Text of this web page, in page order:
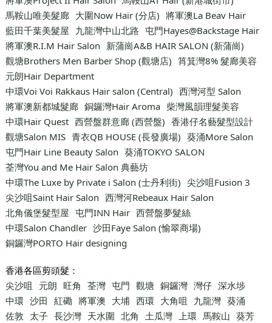
馬鞍山唯美髮廊 大圍Now Hair (分店) 將軍澳La Beav Hair
藍田千葉美髮屋 九龍灣中山北路 屯門Hayes@Backstage Hair
將軍澳R.I.M Hair Salon 新蒲崗A&B HAIR SALON (新蒲崗)
觀塘Brothers Men Barber Shop (觀塘店) 筲箕灣8% 髮廊美容
元朗Hair Department
中環Voi Voi Rakkaus Hair salon (Central) 西灣河型 Salon
將軍澳新都城髮廊 銅鑼灣Hair Aroma 柴灣風韻理髮美容
中環Hair Quest 西營盤群意廊 (西營盤) 香港仔名藝髮型設計
觀塘Salon MIS 青衣QB HOUSE (長發廣場) 葵涌More Salon
屯門Hair Line Beauty Salon 葵涌TOKYO SALON
荃灣You and Me Hair Salon 典藝坊
中環The Luxe by Private i Salon (士丹利街) 尖沙咀Fusion 3
尖沙咀Saint Hair Salon 西灣河Rebeaux Hair Salon
北角儀堡髮型屋 屯門INN Hair 西營盤夢髮絲
中環Salon Chandler 沙田Faye Salon (愉翠商場)
銅鑼灣PORTO Hair designing
香港各區剪頭髮：
尖沙咀
元朗 旺角 荃灣 屯門 觀塘 銅鑼灣 灣仔 深水埗
中環 沙田 紅磡 將軍澳 大埔 西環 大角咀 九龍灣 葵涌
佐敦 太子 長沙灣 天水圍 北角 土瓜灣 上環 馬鞍山 葵芳